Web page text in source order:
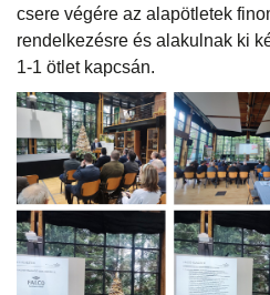
csere végére az alapötletek
rendelkezésre és alakulnak ki
1-1 ötlet kapcsán.